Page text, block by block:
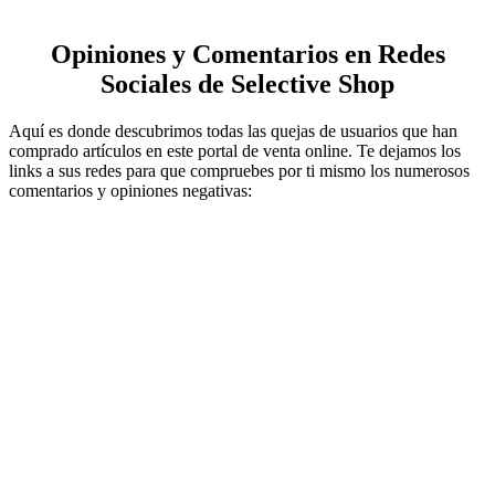
Opiniones y Comentarios en Redes
Sociales de Selective Shop
Aquí es donde descubrimos todas las quejas de usuarios que han
comprado artículos en este portal de venta online. Te dejamos los
links a sus redes para que compruebes por ti mismo los numerosos
comentarios y opiniones negativas: